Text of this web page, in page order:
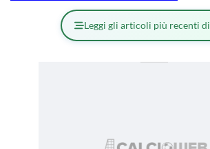
Leggi gli articoli più recenti di